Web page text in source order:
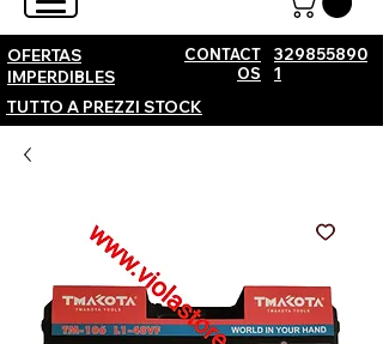
OFERTAS
IMPERDIBLES
CONTACT
OS
329855890
1
TUTTO A PREZZI STOCK